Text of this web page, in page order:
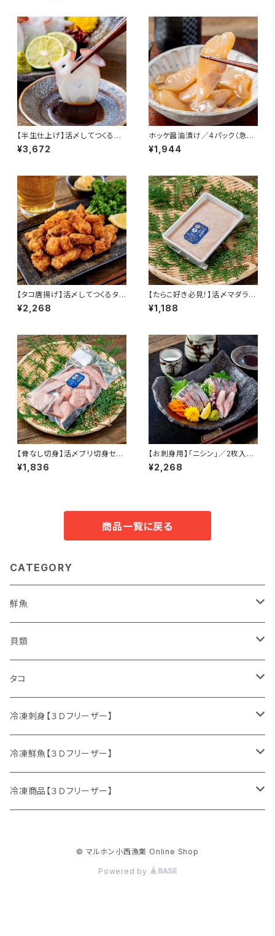
【半生仕上げ】活〆してつくる茹
でタコ/2～3パック800g程度/3
D冷凍 ミズタコ 北海道産 寿都
かず おつまみ お酒 肴 国産
¥3,672
ホッケ醤油漬け／4パック（急速
冷凍） 1パック/100ｇ前後 北海
道産 寿都産 真ホッケ 真空パッ
ず おつまみ お酒 肴
¥1,944
【タコ唐揚げ】活〆してつくるタコ
ザンギ/250g×2パック/3D冷凍
唐揚げ 北海道産 寿都産 真空パ
ご飯のお供 肴 ザンギ タコ ミズ
タコ 揚げるだけ タコ唐揚げ 北
海道 寿都
¥2,268
【たらこ好き必見！】活〆マダラの
たらこ 200g×4パック（３Ｄ冷
凍）
¥1,188
【骨なし切身】活〆ブリ切身セッ
ト/300g入2パック/3D冷凍
北海道産 寿都産 真空パック ブ
¥1,836
【お刺身用】「ニシン」／2枚入
5パックセット／急速凍結
¥2,268
商品一覧に戻る
CATEGORY
鮮魚
鮮魚セット
サケ
サクラマス
特別セット
マダラ
貝類
ホタテ
カキ
タコ
ミズダコ
冷凍刺身【３Ｄフリーザー】
ニシン
刺身セット
冷凍鮮魚【３Ｄフリーザー】
鮮魚セット
冷凍商品【３Ｄフリーザー】
© マルホン小西漁業 Online Shop
Powered by